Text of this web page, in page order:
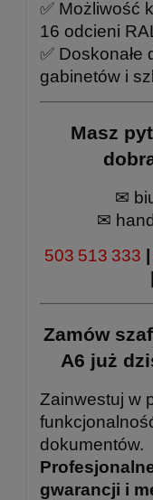
✅ Możliwość
16 odcieni
✅ Doskonałe
gabinetów i
Masz
✉
✉
503 513 333
Zamów
A6 już
Zainwestuj w
dokumentów.
gwarancji i